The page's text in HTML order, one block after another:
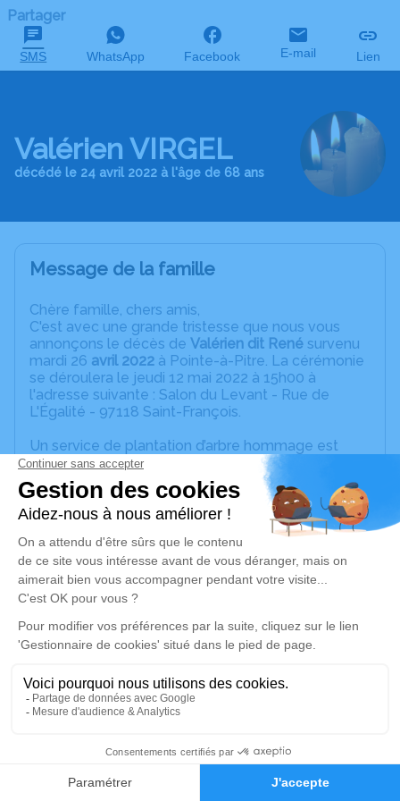
Faire-part Hommages
Partager
SMS WhatsApp Facebook E-mail Lien
Valérien VIRGEL
décédé le 24 avril 2022 à l'âge de 68 ans
Message de la famille
Chère famille, chers amis,
C'est avec une grande tristesse que nous vous
annonçons le décès de Valérien dit René survenu
mardi 26 avril 2022 à Pointe-à-Pitre. La cérémonie
se déroulera le jeudi 12 mai 2022 à 15h00 à
l'adresse suivante : Salon du Levant - Rue de
L'Égalité - 97118 Saint-François.
Un service de plantation d’arbre hommage est
disponible ici.
Je rends hommage
Cérémonie civile
jeudi 12 mai 2022 à 15h00
Rue de L'Égalité
97118 Saint-François
Déroulé des obsèques